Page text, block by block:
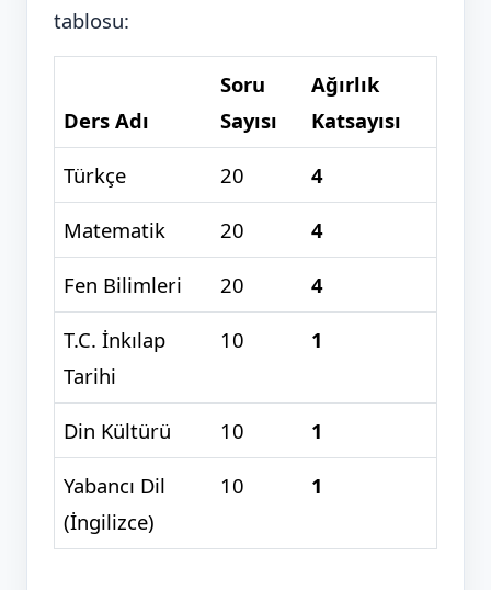
tablosu:
Ders Adı
Soru
Sayısı
Ağırlık
Katsayısı
Türkçe
20
4
Matematik
20
4
Fen Bilimleri
20
4
T.C. İnkılap
Tarihi
10 1
Din Kültürü 10
1
Yabancı Dil
(İngilizce)
10 1